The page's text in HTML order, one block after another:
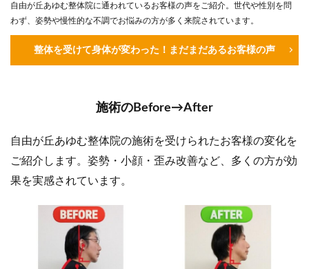
自由が丘あゆむ整体院に通われているお客様の声をご紹介。世代や性別を問
わず、姿勢や慢性的な不調でお悩みの方が多く来院されています。
整体を受けて身体が変わった！まだまだあるお客様の声
施術のBefore→After
自由が丘あゆむ整体院の施術を受けられたお客様の変化を
ご紹介します。姿勢・小顔・歪み改善など、多くの方が効
果を実感されています。